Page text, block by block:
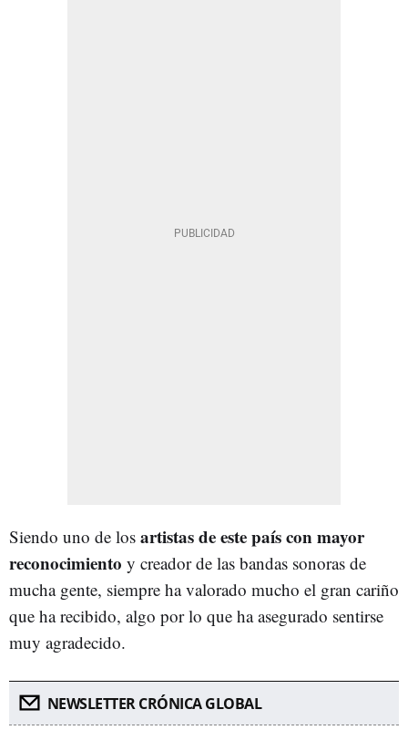
Siendo uno de los artistas de este país con mayor
reconocimiento y creador de las bandas sonoras de
mucha gente, siempre ha valorado mucho el gran cariño
que ha recibido, algo por lo que ha asegurado sentirse
muy agradecido.
NEWSLETTER CRÓNICA GLOBAL